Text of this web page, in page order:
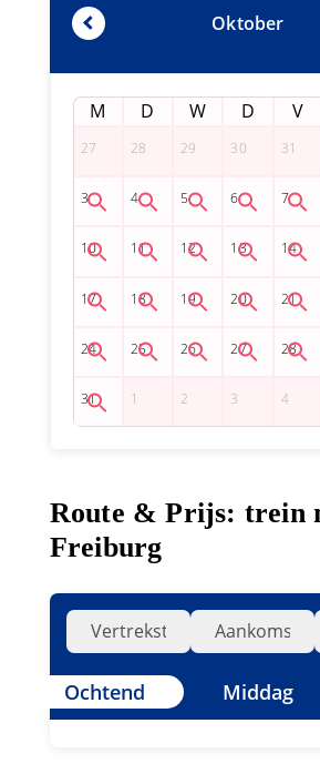
Oktober
M D W D V
Route & Prijs: trein
Freiburg
Ochtend Middag